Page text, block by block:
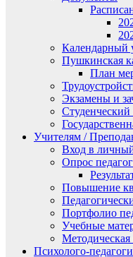
Календарный
Пушкинская
План
Экзамены и
Студенческий
Учителям /
Вход в
Опрос
Повышение
Портфолио
Учебные
Методическая
Психолого-